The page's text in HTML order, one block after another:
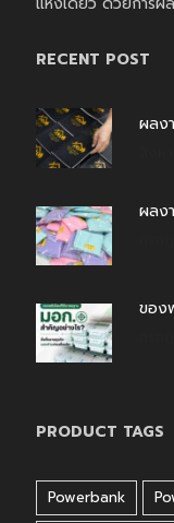
RECENT POST
ผลง
ผลง
ของ
PRODUCT TAGS
Powerbank